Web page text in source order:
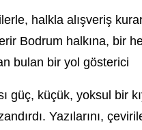
halkla alışveriş
Bodrum halkına, bir
bulan bir yol gösterici
güç, küçük, yoksul bir
Yazılarını,